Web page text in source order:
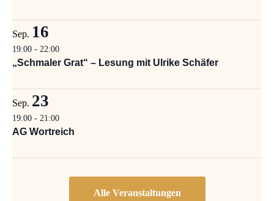
Sep. 16
19:00 - 22:00
„Schmaler Grat“ – Lesung mit Ulrike Schäfer
Sep. 23
19:00 - 21:00
AG Wortreich